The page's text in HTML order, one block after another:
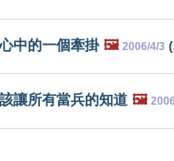
中的一個牽掛 🖼️ 2006/4/3 (
讓所有當兵的知道 🖼️